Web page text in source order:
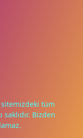
sitemizdeki tüm
Bizden